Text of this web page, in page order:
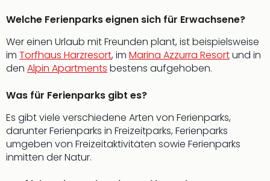
Welche Ferienparks eignen sich für Erwachsene?
Wer einen Urlaub mit Freunden plant, ist beispielsweise
im Torfhaus Harzresort, im Marina Azzurra Resortund in
den Alpin Apartments bestens aufgehoben.
Was für Ferienparks gibt es?
Es gibt viele verschiedene Arten von Ferienparks,
darunter Ferienparks in Freizeitparks, Ferienparks
umgeben von Freizeitaktivitäten sowie Ferienparks
inmitten der Natur.